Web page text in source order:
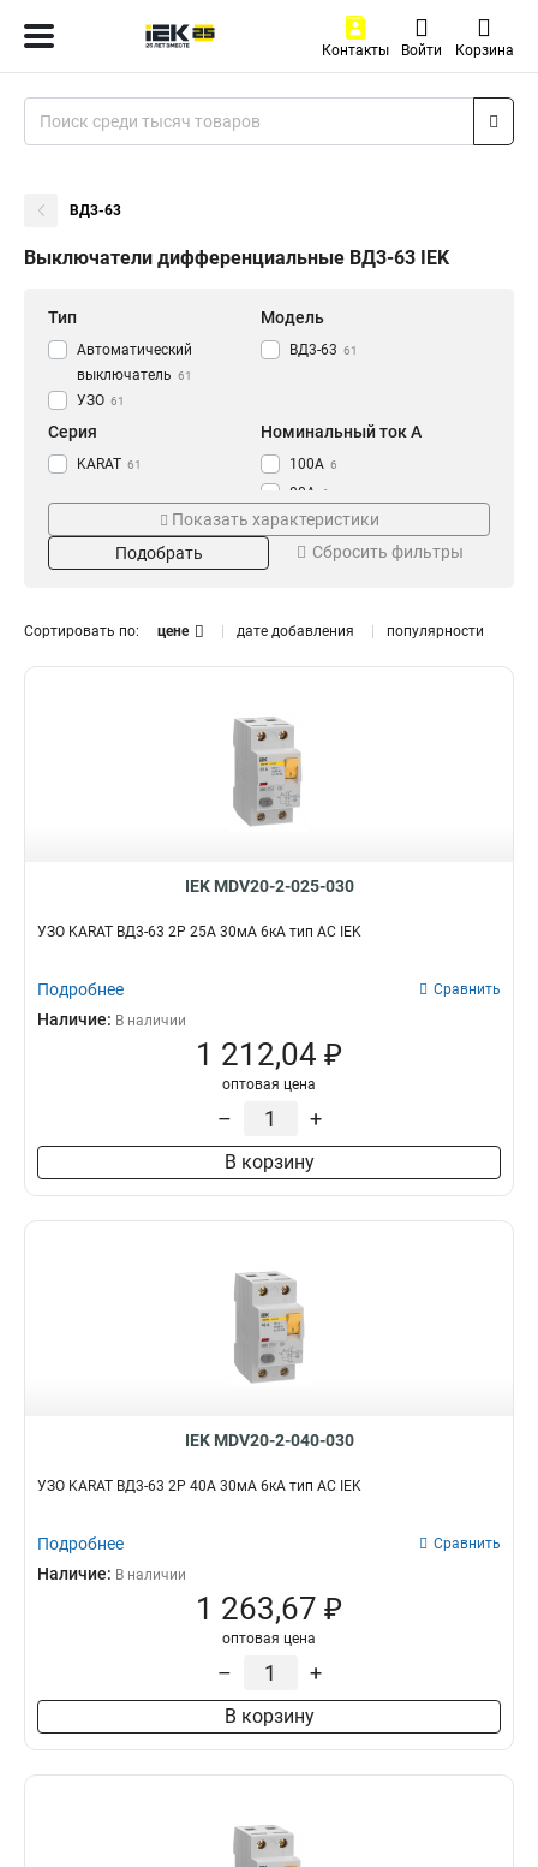
Контакты Войти Корзина
ВД3-63
Выключатели дифференциальные ВД3-63 IEK
Тип
Автоматический
выключатель 61
УЗО 61
Модель
ВД3-63 61
Серия
KARAT 61
Номинальный ток A
100А 6
80А 6
32А 6
16А 6
63А 10
25А 10
10мА
300мА 10
AC
A 19
Отключающая
способность
6кА
Показать характеристики
Подобрать
Сбросить фильтры
Сортировать по: цене дате добавления популярности
IEK MDV20-2-025-030
УЗО KARAT ВД3-63 2P 25А 30мА 6кА тип AC IEK
Подробнее Сравнить
Наличие: В наличии
1 212,04 ₽
оптовая цена
– +
В корзину
IEK MDV20-2-040-030
УЗО KARAT ВД3-63 2P 40А 30мА 6кА тип AC IEK
Подробнее Сравнить
Наличие: В наличии
1 263,67 ₽
оптовая цена
– +
В корзину